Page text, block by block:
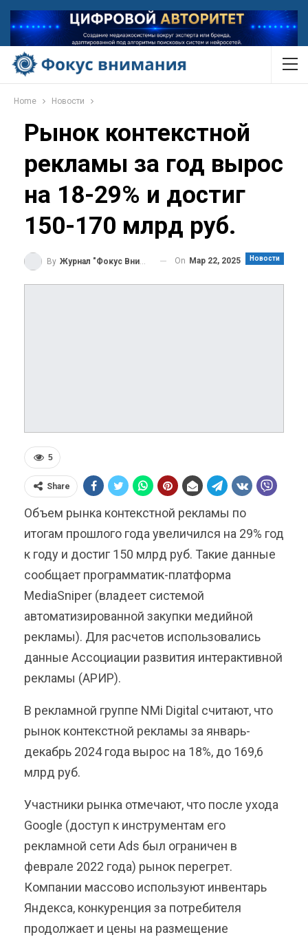
Home Новости
Рынок контекстной
рекламы за год вырос
на 18-29% и достиг
150-170 млрд руб.
Новости
By Журнал "Фокус Внимания" On Мар 22, 2025
5
Share
Объем рынка контекстной рекламы по
итогам прошлого года увеличился на 29% год
к году и достиг 150 млрд руб. Такие данные
сообщает программатик-платформа
MediaSniper (владеет системой
автоматизированной закупки медийной
рекламы). Для расчетов использовались
данные Ассоциации развития интерактивной
рекламы (АРИР).
В рекламной группе NMi Digital считают, что
рынок контекстной рекламы за январь-
декабрь 2024 года вырос на 18%, до 169,6
млрд руб.
Участники рынка отмечают, что после ухода
Google (доступ к инструментам его
рекламной сети Ads был ограничен в
феврале 2022 года) рынок перегрет.
Компании массово используют инвентарь
Яндекса, конкуренция за потребителя
продолжает и цены на размещение